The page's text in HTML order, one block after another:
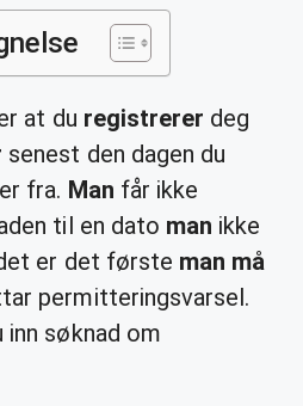
at du registrerer deg
senest den dagen du
fra. Man får ikke
til en dato man ikke
er det første man må
permitteringsvarsel.
søknad om